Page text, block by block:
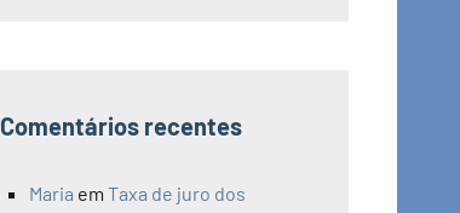
Comentários recentes
Maria em Taxa de juro dos